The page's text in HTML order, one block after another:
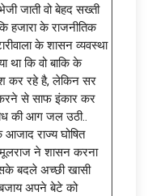
जाती वो बेहद सख्ती
हजारा के राजनीतिक
के शासन व्यवस्था
था कि वो बाकि के
कर रहे है, लेकिन सर
करने से साफ इंकार कर
की आग जल उठी..
राज्य घोषित
मूलराज ने शासन करना
बदले अच्छी खासी
अपने बेटे को